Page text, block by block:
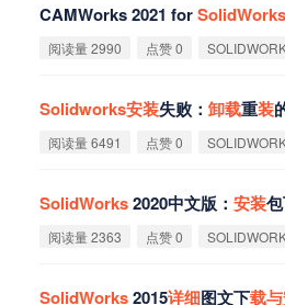
CAMWorks 2021 forSolidWorks
阅读量 2990 点赞 0
Solidworks安装失败： 卸载重装
阅读量 6491 点赞 0
SolidWorks2020中文版： 安装
阅读量 2363 点赞 0
SolidWorks2015详细图文下载与